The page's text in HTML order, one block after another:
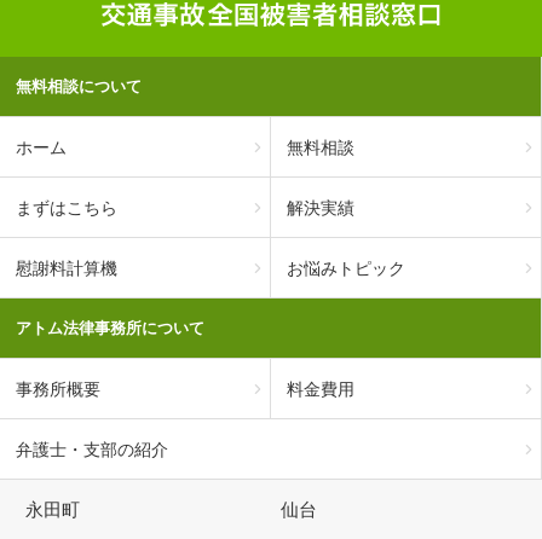
無料相談について
ホーム 無料相談
まずはこちら 解決実績
慰謝料計算機 お悩みトピック
アトム法律事務所について
事務所概要 料金費用
弁護士・支部の紹介
永田町 仙台